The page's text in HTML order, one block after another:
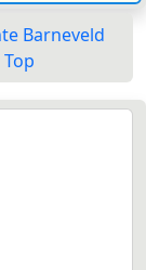
Barneveld
Top